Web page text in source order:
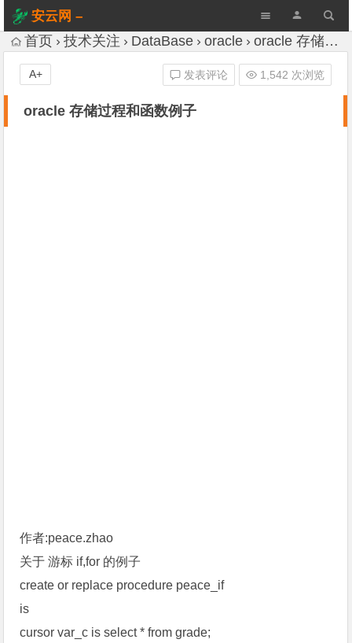
安云网 –
AnYun.ORG
首页 技术关注 DataBase oracle oracle 存储过程和函数例子
oracle 存储过程和函数例子
发表评论 1,542 次浏览
A+
作者:peace.zhao
关于 游标 if,for 的例子
create or replace procedure peace_if
is
cursor var_c is select * from grade;